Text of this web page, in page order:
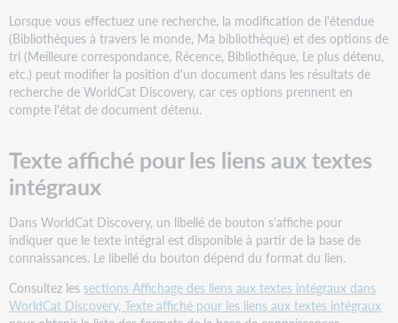
connaissances
Configurer
les
paramètres
de
l'établissement
des
liens
provenant
fournisseur
précis
Dans
Configuration
des
services
Lorsque vous effectuez une recherche, la modification de l'étendue
(Bibliothèques à travers le monde, Ma bibliothèque) et des options de
tri (Meilleure correspondance, Récence, Bibliothèque, Le plus détenu,
etc.) peut modifier la position d'un document dans les résultats de
recherche de WorldCat Discovery, car ces options prennent en
compte l'état de document détenu.
Texte affiché pour les liens aux textes
intégraux
Dans WorldCat Discovery, un libellé de bouton s'affiche pour
indiquer que le texte intégral est disponible à partir de la base de
connaissances. Le libellé du bouton dépend du format du lien.
Consultez les sections Affichage des liens aux textes intégraux dans
WorldCat Discovery, Texte affiché pour les liens aux textes intégraux